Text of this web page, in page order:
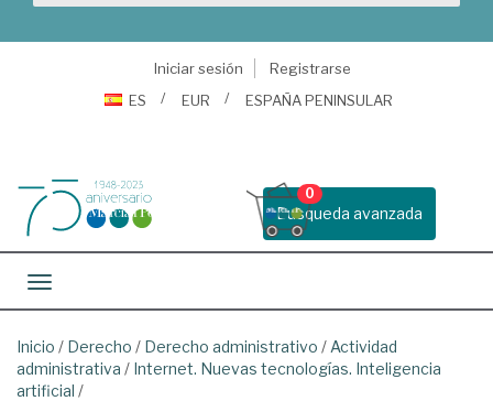
Iniciar sesión
Registrarse
ES
EUR ESPAÑA PENINSULAR
Busqueda avanzada
0
Toggle navigation
Inicio / Derecho / Derecho administrativo / Actividad
administrativa / Internet. Nuevas tecnologías. Inteligencia
artificial /